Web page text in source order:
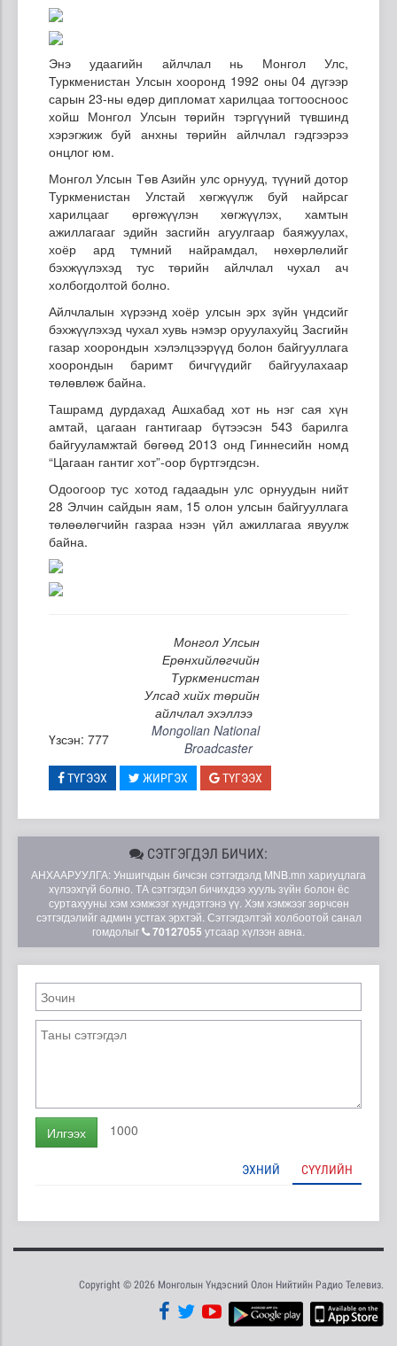
Энэ удаагийн айлчлал нь Монгол Улс,
Туркменистан Улсын хооронд 1992 оны 04 дүгээр
сарын 23-ны өдөр дипломат харилцаа тогтоосноос
хойш Монгол Улсын төрийн тэргүүний түвшинд
хэрэгжиж буй анхны төрийн айлчлал гэдгээрээ
онцлог юм.
Монгол Улсын Төв Азийн улс орнууд, түүний дотор
Туркменистан Улстай хөгжүүлж буй найрсаг
харилцааг өргөжүүлэн хөгжүүлэх, хамтын
ажиллагааг эдийн засгийн агуулгаар баяжуулах,
хоёр ард түмний найрамдал, нөхөрлөлийг
бэхжүүлэхэд тус төрийн айлчлал чухал ач
холбогдолтой болно.
Айлчлалын хүрээнд хоёр улсын эрх зүйн үндсийг
бэхжүүлэхэд чухал хувь нэмэр оруулахуйц Засгийн
газар хоорондын хэлэлцээрүүд болон байгууллага
хоорондын баримт бичгүүдийг байгуулахаар
төлөвлөж байна.
Ташрамд дурдахад Ашхабад хот нь нэг сая хүн
амтай, цагаан гантигаар бүтээсэн 543 барилга
байгууламжтай бөгөөд 2013 онд Гиннесийн номд
“Цагаан гантиг хот”-оор бүртгэгдсэн.
Одоогоор тус хотод гадаадын улс орнуудын нийт
28 Элчин сайдын яам, 15 олон улсын байгууллага
төлөөлөгчийн газраа нээн үйл ажиллагаа явуулж
байна.
Монгол Улсын
Ерөнхийлөгчийн
Туркменистан
Улсад хийх төрийн
айлчлал эхэллээ
Үзсэн: 777
Mongolian National
Broadcaster
ТҮГЭЭХ ЖИРГЭХ ТҮГЭЭХ
СЭТГЭГДЭЛ БИЧИХ:
АНХААРУУЛГА: Уншигчдын бичсэн сэтгэгдэлд MNB.mn хариуцлага
хүлээхгүй болно. ТА сэтгэгдэл бичихдээ хууль зүйн болон ёс
суртахууны хэм хэмжээг хүндэтгэнэ үү. Хэм хэмжээг зөрчсөн
сэтгэгдэлийг админ устгах эрхтэй. Сэтгэгдэлтэй холбоотой санал
гомдолыг
70127055 утсаар хүлээн авна.
Илгээх 1000
ЭХНИЙ СҮҮЛИЙН
Copyright © 2026 Монголын Үндэсний Олон Нийтийн Радио Телевиз.